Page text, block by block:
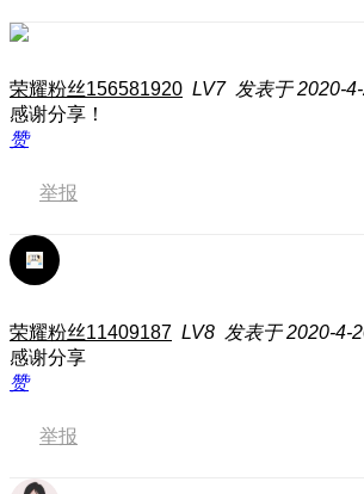
荣耀粉丝156581920 LV7 发表于 2020-
感谢分享！
赞
举报
荣耀粉丝11409187 LV8 发表于 2020-4-
感谢分享
赞
举报